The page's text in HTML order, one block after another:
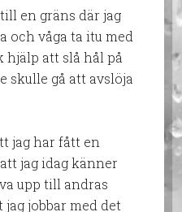
en gräns där jag
och våga ta itu med
hjälp att slå hål på
skulle gå att avslöja
jag har fått en
jag idag känner
upp till andras
jobbar med det